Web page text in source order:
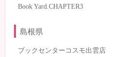
Book Yard.CHAPTER3
島根県
ブックセンターコスモ出雲店